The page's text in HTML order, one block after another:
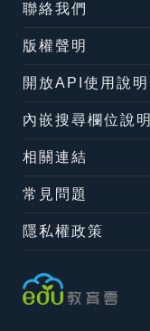
聯絡我們
版權聲明
開放API使用說明
內嵌搜尋欄位說明
相關連結
常見問題
隱私權政策